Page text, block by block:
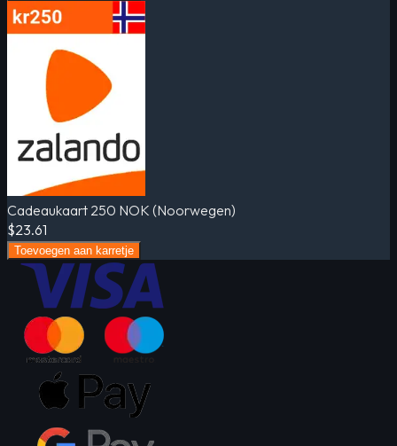
Cadeaukaart 250 NOK (Noorwegen)
$23.61
Toevoegen aan karretje